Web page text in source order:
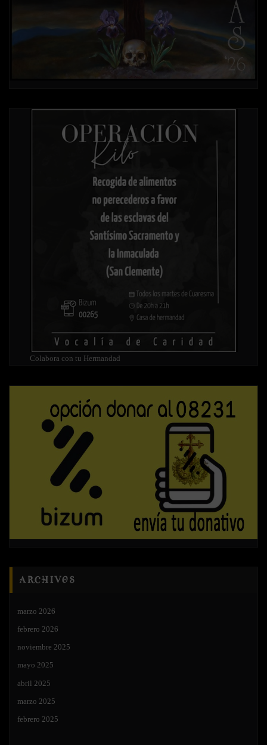
Colabora con tu Hermandad
ARCHIVOS
marzo 2026
febrero 2026
noviembre 2025
mayo 2025
abril 2025
marzo 2025
febrero 2025